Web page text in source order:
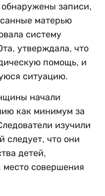
записи,
матерью
систему
утверждала, что
помощь, и
ситуацию.
начали
как минимум за
изучили
следует, что они
детей,
место совершения